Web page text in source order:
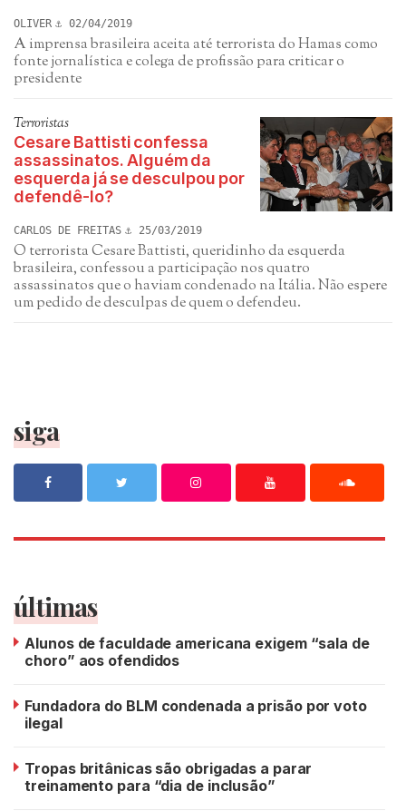
OLIVER 02/04/2019
A imprensa brasileira aceita até terrorista do Hamas como
fonte jornalística e colega de profissão para criticar o
presidente
Terroristas
Cesare Battisti confessa
assassinatos. Alguém da
esquerda já se desculpou por
defendê-lo?
CARLOS DE FREITAS 25/03/2019
O terrorista Cesare Battisti, queridinho da esquerda
brasileira, confessou a participação nos quatro
assassinatos que o haviam condenado na Itália. Não espere
um pedido de desculpas de quem o defendeu.
siga
últimas
Alunos de faculdade americana exigem “sala de
choro” aos ofendidos
Fundadora do BLM condenada a prisão por voto
ilegal
Tropas britânicas são obrigadas a parar
treinamento para “dia de inclusão”